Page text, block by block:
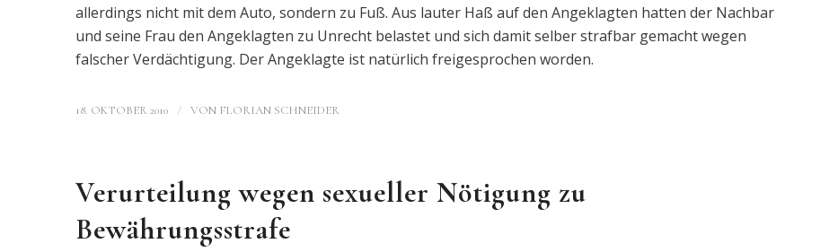
allerdings nicht mit dem Auto, sondern zu Fuß. Aus lauter Haß auf den Angeklagten hatten der Nachbar
und seine Frau den Angeklagten zu Unrecht belastet und sich damit selber strafbar gemacht wegen
falscher Verdächtigung. Der Angeklagte ist natürlich freigesprochen worden.
18. OKTOBER 2010 / VON FLORIAN SCHNEIDER
Verurteilung wegen sexueller Nötigung zu
Bewährungsstrafe